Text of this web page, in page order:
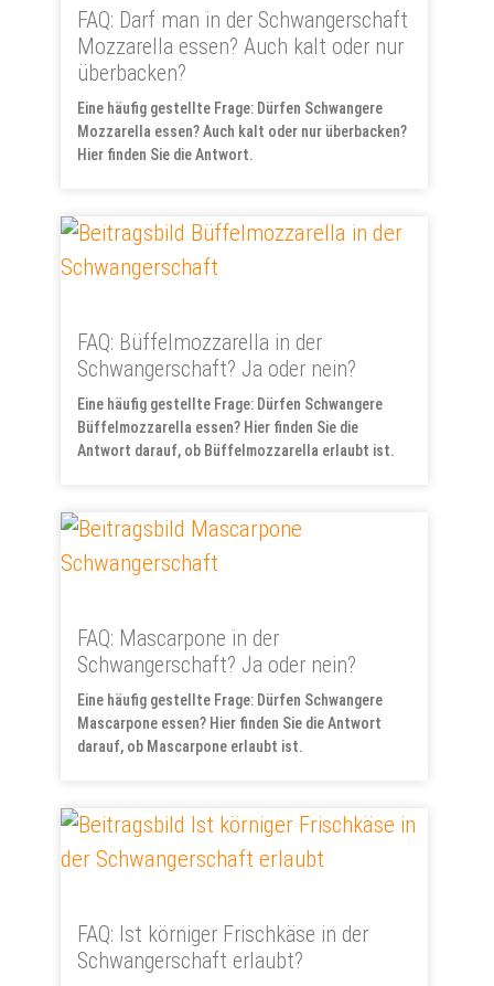
FAQ: Darf man in der Schwangerschaft
Mozzarella essen? Auch kalt oder nur
überbacken?
Eine häufig gestellte Frage: Dürfen Schwangere
Mozzarella essen? Auch kalt oder nur überbacken?
Hier finden Sie die Antwort.
FAQ: Büffelmozzarella in der
Schwangerschaft? Ja oder nein?
Eine häufig gestellte Frage: Dürfen Schwangere
Büffelmozzarella essen? Hier finden Sie die
Antwort darauf, ob Büffelmozzarella erlaubt ist.
FAQ: Mascarpone in der
Schwangerschaft? Ja oder nein?
Eine häufig gestellte Frage: Dürfen Schwangere
Mascarpone essen? Hier finden Sie die Antwort
darauf, ob Mascarpone erlaubt ist.
FAQ: Ist körniger Frischkäse in der
Schwangerschaft erlaubt?